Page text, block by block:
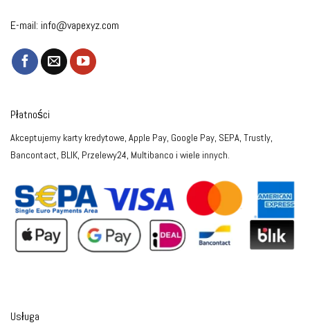
E-mail: info@vapexyz.com
Usługa
Płatności
Akceptujemy karty kredytowe, Apple Pay, Google Pay, SEPA, Trustly,
Bancontact, BLIK, Przelewy24, Multibanco i wiele innych.